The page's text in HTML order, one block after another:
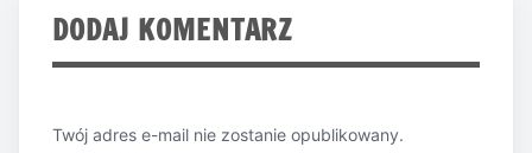
DODAJ KOMENTARZ
Twój adres e-mail nie zostanie opublikowany.